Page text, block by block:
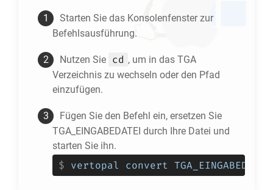
Starten Sie das Konsolenfenster zur
Befehlsausführung.
Nutzen Sie cd , um in das TGA
Verzeichnis zu wechseln oder den Pfad
einzufügen.
Fügen Sie den Befehl ein, ersetzen Sie
TGA_EINGABEDATEI durch Ihre Datei und
starten Sie ihn.
$ vertopal convert